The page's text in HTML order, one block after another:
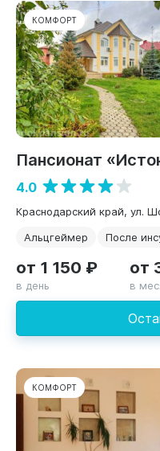
КОМФОРТ
Пансионат
4.0
Краснодарский край, ул.
Альцгеймер
После
от 1 150 ₽
в день
от
в
КОМФОРТ